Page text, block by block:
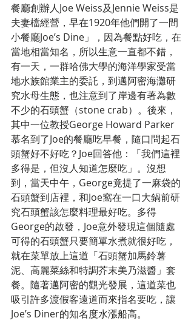
餐廳創辦人Joe Weiss及Jennie Weiss是
夫妻檔經營，早在1920年他們開了一間
小餐廳Joe’s Dine」，因為餐點好吃，在
當地相當知名，所以生意一直都不錯，
有一天，一群哈佛大學的海洋學家受當
地水族館業主的委託，到邁阿密海灘研
究水母生態，也注意到了岸邊有著為數
不少的石頭蟹（stone crab）。後來，
其中一位教授George Howard Parker
慕名到了Joe的餐廳吃早餐，隨口問起石
頭蟹好不好吃？Joe回答他：「我們這裡
多得是，但沒人知道怎麼吃」。沒想
到，當天中午，George竟提了一麻袋的
石頭蟹到店裡，和Joe窩在一口大鍋前研
究石頭蟹該怎麼料理最好吃。多得
George的啟發，Joe意外發現這個隨處
可得的石頭蟹只要簡單水煮就很好吃，
就在菜單放上這道「石頭蟹加馬鈴薯
泥、高麗菜絲和特調芥末美乃滋醬」套
餐。隨著邁阿密的觀光發展，這道菜也
吸引許多渡假客遠道而來指名要吃，讓
Joe’s Diner的知名度水漲船高。